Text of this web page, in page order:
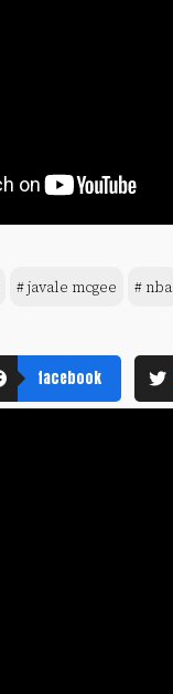
# javale mcgee # nba
facebook